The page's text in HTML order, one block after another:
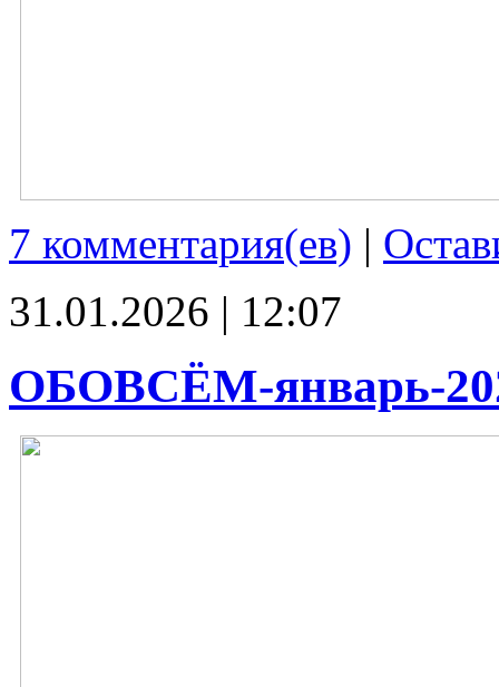
7 комментария(ев) |
31.01.2026 | 12:07
ОБОВСЁМ-январь-